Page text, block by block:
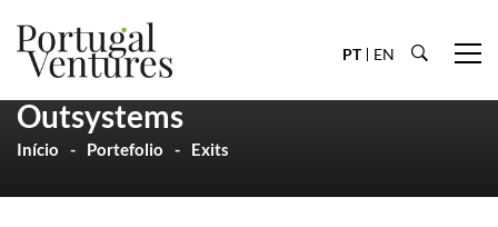
PT EN
Outsystems
Início Portefolio Exits